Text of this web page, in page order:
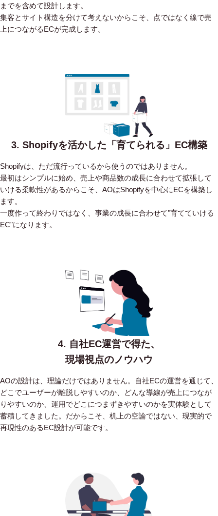
までを含めて設計します。
集客とサイト構造を分けて考えないからこそ、点ではなく線で売
上につながるECが完成します。
3. Shopifyを活かした「育てられる」EC構築
Shopifyは、ただ流行っているから使うのではありません。
最初はシンプルに始め、売上や商品数の成長に合わせて拡張して
いける柔軟性があるからこそ、AOはShopifyを中心にECを構築し
ます。
一度作って終わりではなく、事業の成長に合わせて"育てていける
EC"になります。
4. 自社EC運営で得た、
現場視点のノウハウ
AOの設計は、理論だけではありません。自社ECの運営を通じて、
どこでユーザーが離脱しやすいのか、どんな導線が売上につなが
りやすいのか、運用でどこにつまずきやすいのかを実体験として
蓄積してきました。だからこそ、机上の空論ではない、現実的で
再現性のあるEC設計が可能です。